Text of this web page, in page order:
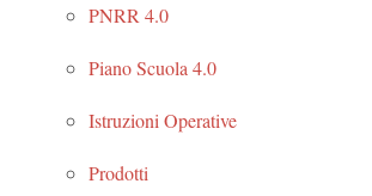
PNRR 4.0
Piano Scuola 4.0
Istruzioni Operative
Prodotti